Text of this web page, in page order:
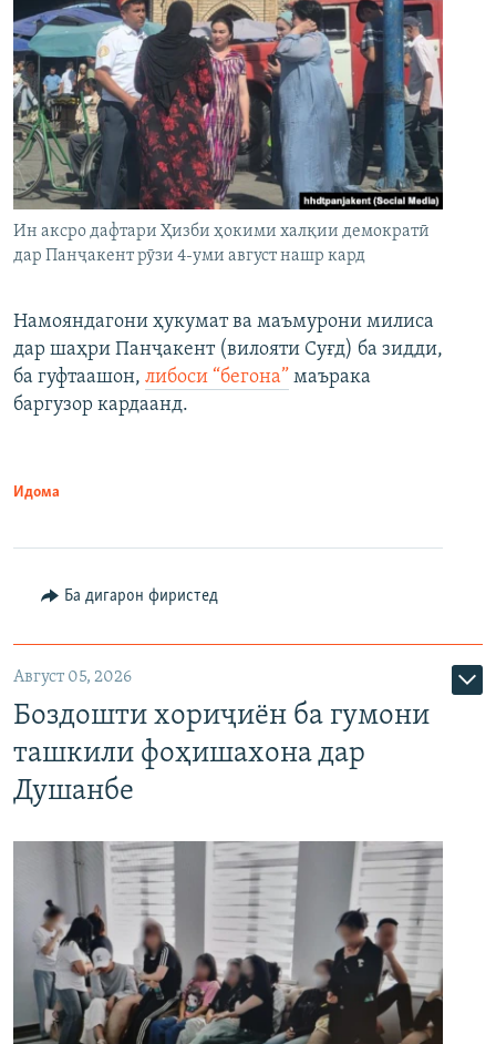
Ин аксро дафтари Ҳизби ҳокими халқии демократӣ
дар Панҷакент рӯзи 4-уми август нашр кард
Намояндагони ҳукумат ва маъмурони милиса
дар шаҳри Панҷакент (вилояти Суғд) ба зидди,
ба гуфтаашон, либоси “бегона” маърака
баргузор кардаанд.
Идома
Ба дигарон фиристед
Август 05, 2026
Боздошти хориҷиён ба гумони
ташкили фоҳишахона дар
Душанбе